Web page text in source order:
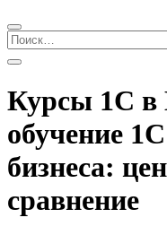
Найти:
Курсы 1С в
обучение
бизнеса:
сравнение